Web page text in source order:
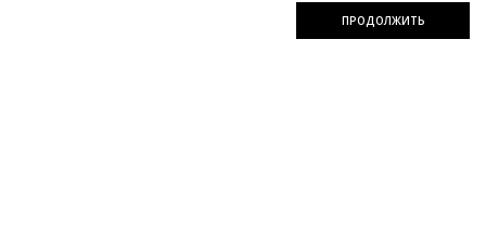
ПРОДОЛЖИТЬ